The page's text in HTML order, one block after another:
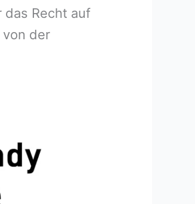
das Recht auf
der